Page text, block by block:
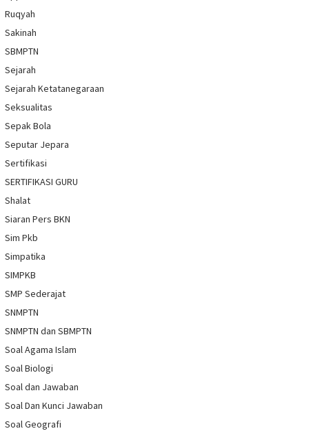
Ruqyah
Sakinah
SBMPTN
Sejarah
Sejarah Ketatanegaraan
Seksualitas
Sepak Bola
Seputar Jepara
Sertifikasi
SERTIFIKASI GURU
Shalat
Siaran Pers BKN
Sim Pkb
Simpatika
SIMPKB
SMP Sederajat
SNMPTN
SNMPTN dan SBMPTN
Soal Agama Islam
Soal Biologi
Soal dan Jawaban
Soal Dan Kunci Jawaban
Soal Geografi